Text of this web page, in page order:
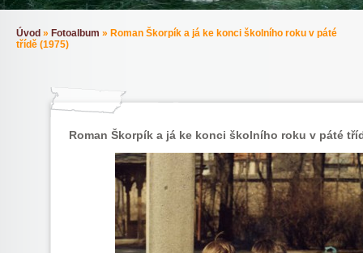
Úvod » Fotoalbum » Roman Škorpík a já ke konci školního roku v páté
třídě (1975)
Roman Škorpík a já ke konci školního roku v páté